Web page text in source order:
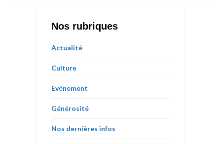
Nos rubriques
Actualité
Culture
Evénement
Générosité
Nos dernières infos